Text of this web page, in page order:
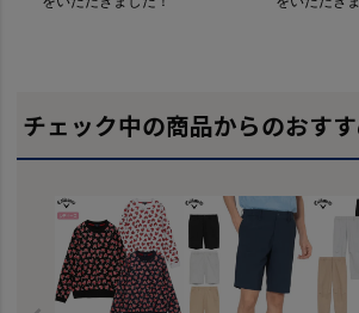
チェック中の商品からのおす